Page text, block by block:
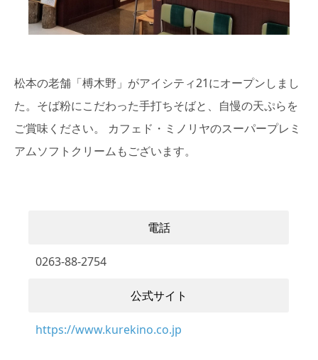
松本の老舗「榑木野」がアイシティ21にオープンしまし
た。そば粉にこだわった手打ちそばと、自慢の天ぷらを
ご賞味ください。 カフェド・ミノリヤのスーパープレミ
アムソフトクリームもございます。
電話
0263-88-2754
公式サイト
https://www.kurekino.co.jp